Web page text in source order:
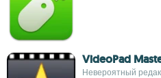
VideoPad
Невероятный